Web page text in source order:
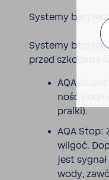
Systemy
Systemy
przed szko­dami
AQA
ność
pralki).
AQA Stop:
wilgoć.
jest
wody,